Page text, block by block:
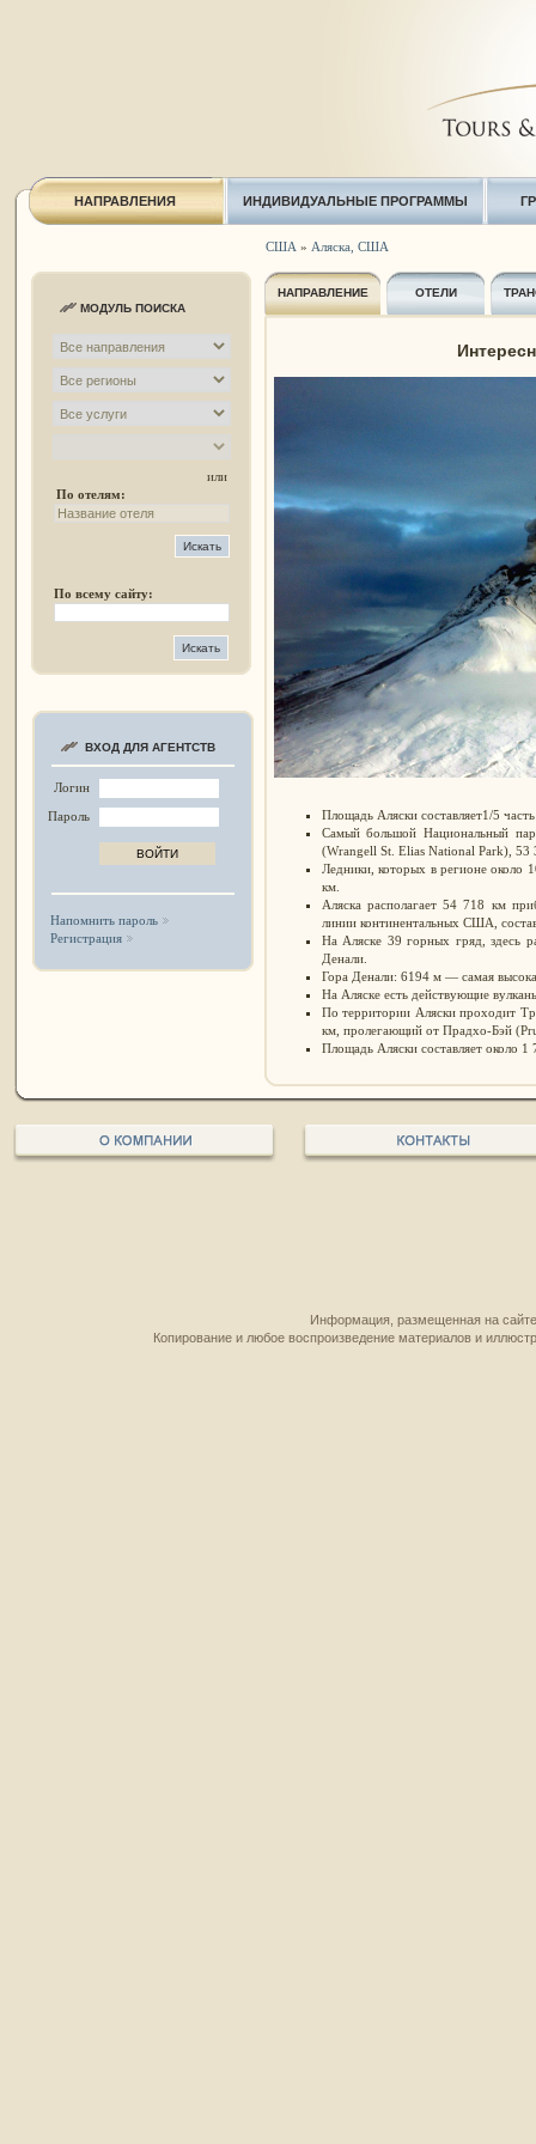
НАПРАВЛЕНИЯ ИНДИВИДУАЛЬНЫЕ ПРОГРАММЫ
МОДУЛЬ ПОИСКА
или
По отелям:
По всему сайту:
ВХОД ДЛЯ АГЕНТСТВ
Логин
Пароль
Напомнить пароль
Регистрация
США » Аляска, США
НАПРАВЛЕНИЕ ОТЕЛИ
Площадь Аляски составляет1/5
Самый большой Национальный
(Wrangell St. Elias National Park), 53
Ледники, которых в регионе около
км.
Аляска располагает 54 718 км
линии континентальных США,
На Аляске 39 горных гряд, здесь
Денали.
Гора Денали: 6194 м — самая
На Аляске есть действующие
По территории Аляски проходит
км, пролегающий от Прадхо-Бэй
Площадь Аляски составляет около
Информация, размещенная на
Копирование и любое воспроизведение материалов и